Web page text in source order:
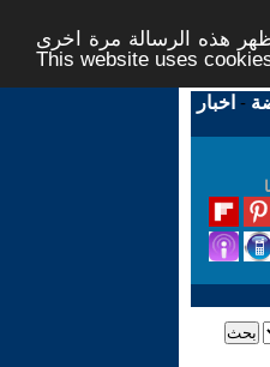
هذه الرسالة مرة اخرى -
This website uses
- اخبار